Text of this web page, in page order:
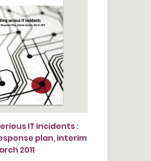
IT incidents :
plan, interim
2011